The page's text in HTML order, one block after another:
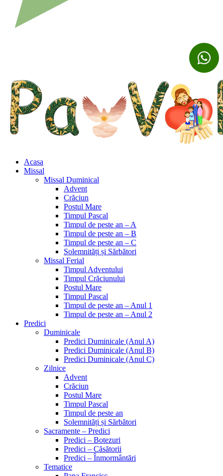
Acasa
Missal
Missal Duminical
Advent
Crăciun
Postul Mare
Timpul Pascal
Timpul de peste an – A
Timpul de peste an – B
Timpul de peste an – C
Solemnități și Sărbători
Missal Ferial
Timpul Adventului
Timpul Crăciunului
Postul Mare
Timpul Pascal
Timpul de peste an – Anul 1
Timpul de peste an – Anul 2
Predici
Duminicale
Predici Duminicale (Anul A)
Predici Duminicale (Anul B)
Predici Duminicale (Anul C)
Zilnice
Advent
Crăciun
Postul Mare
Timpul Pascal
Timpul de peste an
Solemnități și Sărbători
Sacramente – Predici
Predici – Botezuri
Predici – Căsătorii
Predici – Înmormântări
Tematice